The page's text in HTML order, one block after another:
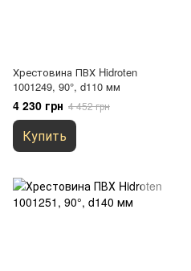
Хрестовина ПВХ Hidroten
1001249, 90°, d110 мм
4 230 грн 4 452 грн
Купить